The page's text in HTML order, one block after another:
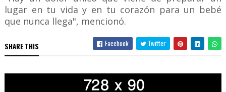
lugar en tu vida y en tu corazón para un bebé
que nunca llega", mencionó.
SHARE THIS Facebook Twitter